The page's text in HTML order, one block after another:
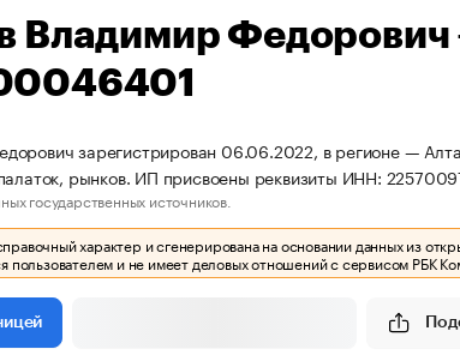
Владимир
зарегистрирован 06.06.2022, в регионе —
рынков. ИП присвоены реквизиты ИНН:
государственных источников.
характер и сгенерирована на основании данных из
пользователем и не имеет деловых отношений с сервисом РБК